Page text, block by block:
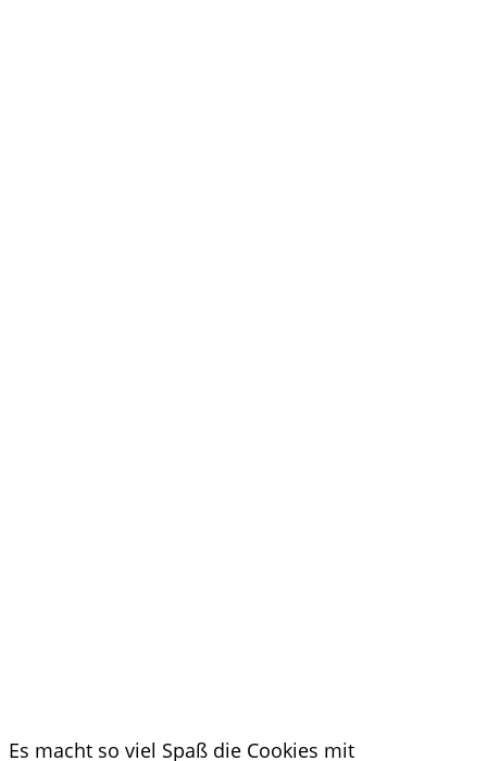
Es macht so viel Spaß die Cookies mit